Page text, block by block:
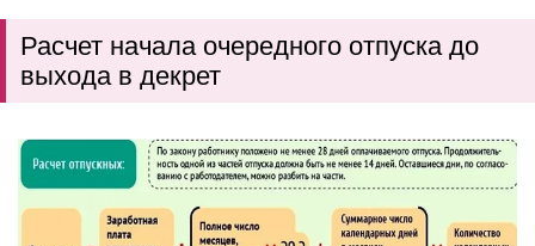
Расчет начала очередного отпуска до
выхода в декрет